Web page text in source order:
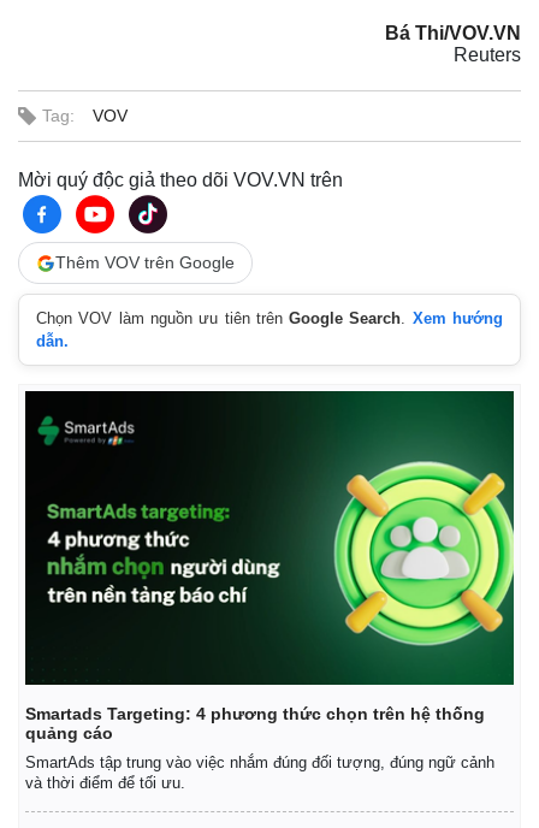
Quan sát
Cuộc sống đó đây
Hồ sơ
Multimedia
E-Magazine
Infographic
Bá Thi/VOV.VN
Reuters
Tag: VOV
Mời quý độc giả theo dõi VOV.VN trên
Thêm VOV trên Google
Chọn VOV làm nguồn ưu tiên trênGoogle Search. Xem hướng
dẫn.
Smartads Targeting: 4 phương thức chọn trên hệ thống
quảng cáo
SmartAds tập trung vào việc nhắm đúng đối tượng, đúng ngữ cảnh
và thời điểm để tối ưu.